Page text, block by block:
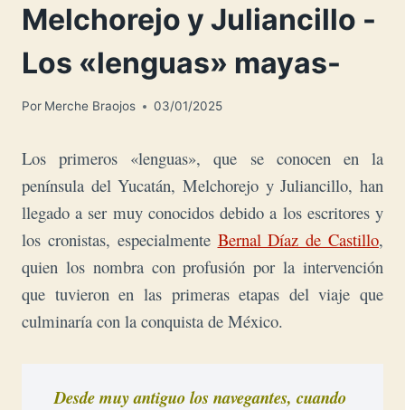
Melchorejo y Juliancillo -
Los «lenguas» mayas-
Por Merche Braojos 03/01/2025
Los primeros «lenguas», que se conocen en la
península del Yucatán, Melchorejo y Juliancillo, han
llegado a ser muy conocidos debido a los escritores y
los cronistas, especialmente Bernal Díaz de Castillo,
quien los nombra con profusión por la intervención
que tuvieron en las primeras etapas del viaje que
culminaría con la conquista de México.
Desde muy antiguo los navegantes, cuando